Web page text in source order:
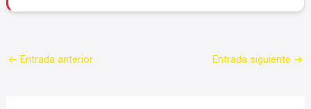
← Entrada anterior Entrada siguiente →